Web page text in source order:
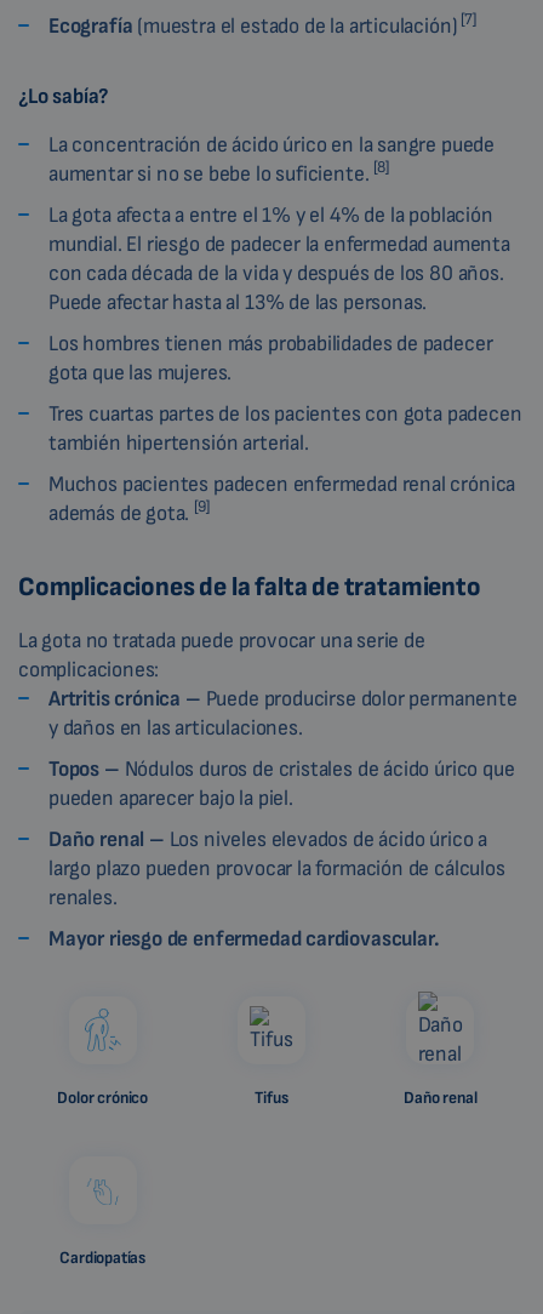
Ecografía (muestra el estado de la articulación) [7]
¿Lo sabía?
La concentración de ácido úrico en la sangre puede
aumentar si no se bebe lo suficiente. [8]
La gota afecta a entre el 1% y el 4% de la población
mundial. El riesgo de padecer la enfermedad aumenta
con cada década de la vida y después de los 80 años.
Puede afectar hasta al 13% de las personas.
Los hombres tienen más probabilidades de padecer
gota que las mujeres.
Tres cuartas partes de los pacientes con gota padecen
también hipertensión arterial.
Muchos pacientes padecen enfermedad renal crónica
además de gota. [9]
Complicaciones de la falta de tratamiento
La gota no tratada puede provocar una serie de
complicaciones:
Artritis crónica – Puede producirse dolor permanente
y daños en las articulaciones.
Topos – Nódulos duros de cristales de ácido úrico que
pueden aparecer bajo la piel.
Daño renal – Los niveles elevados de ácido úrico a
largo plazo pueden provocar la formación de cálculos
renales.
Mayor riesgo de enfermedad cardiovascular.
Dolor crónico Tifus Daño renal
Cardiopatías